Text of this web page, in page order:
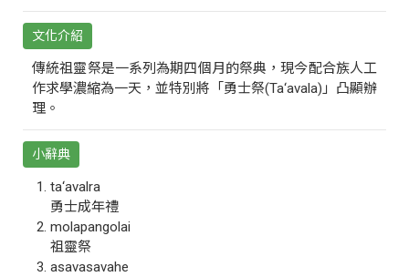
文化介紹
傳統祖靈祭是一系列為期四個月的祭典，現今配合族人工
作求學濃縮為一天，並特別將「勇士祭(Ta‘avala)」凸顯辦
理。
小辭典
ta‘avalra
勇士成年禮
molapangolai
祖靈祭
asavasavahe